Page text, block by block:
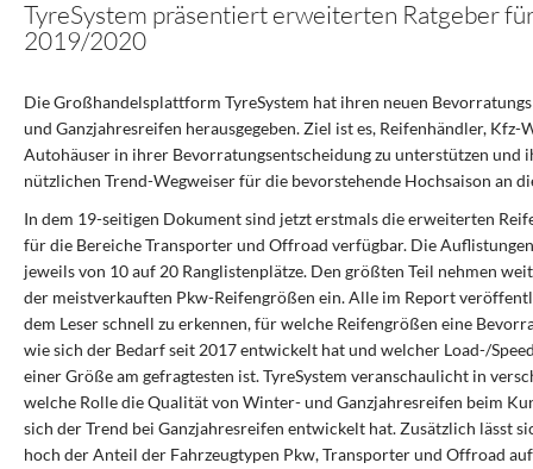
TyreSystem präsentiert erweiterten Ratgeber
2019/2020
Die Großhandelsplattform TyreSystem hat ihren neuen
und Ganzjahresreifen herausgegeben. Ziel ist es, Reifenhändler, Kfz-
Autohäuser in ihrer Bevorratungsentscheidung zu unterstützen und
nützlichen Trend-Wegweiser für die bevorstehende Hochsaison an
In dem 19-seitigen Dokument sind jetzt erstmals die erweiterten
für die Bereiche Transporter und Offroad verfügbar. Die
jeweils von 10 auf 20 Ranglistenplätze. Den größten Teil nehmen
der meistverkauften Pkw-Reifengrößen ein. Alle im Report
dem Leser schnell zu erkennen, für welche Reifengrößen eine
wie sich der Bedarf seit 2017 entwickelt hat und welcher Load-/
einer Größe am gefragtesten ist. TyreSystem veranschaulicht in
welche Rolle die Qualität von Winter- und Ganzjahresreifen beim
sich der Trend bei Ganzjahresreifen entwickelt hat. Zusätzlich lässt
hoch der Anteil der Fahrzeugtypen Pkw, Transporter und Offroad